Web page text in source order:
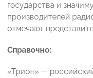
государства и
производителей
отмечают
Справочно:
«Трион» —